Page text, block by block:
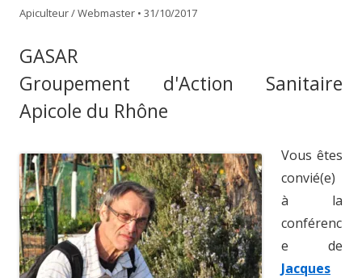
Apiculteur / Webmaster • 31/10/2017
GASAR
Groupement d'Action Sanitaire
Apicole du Rhône
Vous êtes
convié(e)
à la
conférenc
e de
Jacques